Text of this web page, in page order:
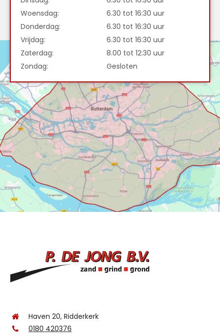
Woensdag:
6.30 tot 16:30 uur
Donderdag:
6.30 tot 16:30 uur
Vrijdag:
6.30 tot 16:30 uur
Zaterdag:
8.00 tot 12:30 uur
Zondag:
Gesloten
Haven 20, Ridderkerk
0180 420376